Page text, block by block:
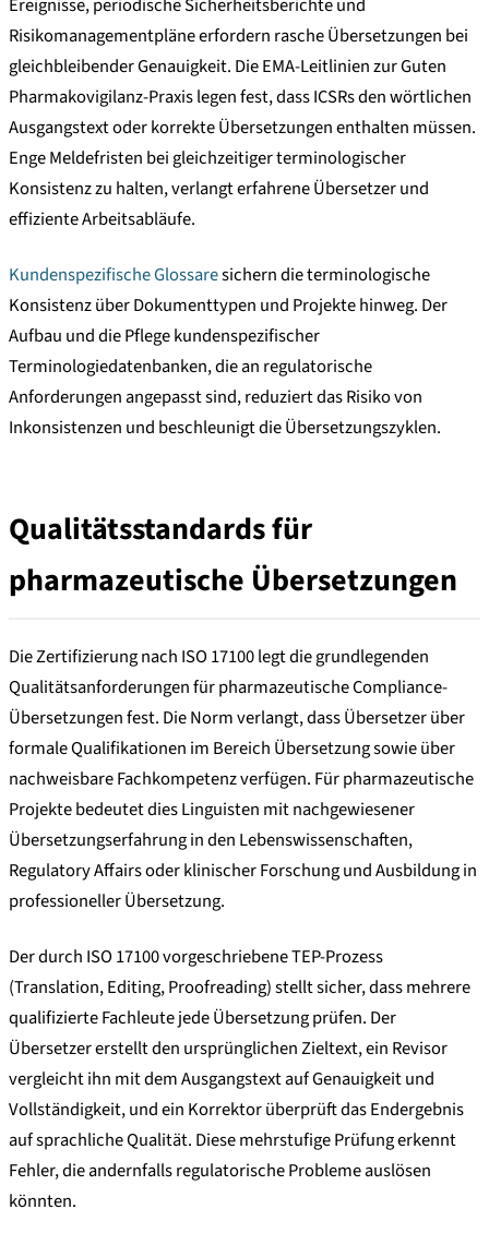
Ereignisse, periodische Sicherheitsberichte und
Risikomanagementpläne erfordern rasche Übersetzungen bei
gleichbleibender Genauigkeit. Die EMA-Leitlinien zur Guten
Pharmakovigilanz-Praxis legen fest, dass ICSRs den wörtlichen
Ausgangstext oder korrekte Übersetzungen enthalten müssen.
Enge Meldefristen bei gleichzeitiger terminologischer
Konsistenz zu halten, verlangt erfahrene Übersetzer und
effiziente Arbeitsabläufe.
Kundenspezifische Glossaresichern die terminologische
Konsistenz über Dokumenttypen und Projekte hinweg. Der
Aufbau und die Pflege kundenspezifischer
Terminologiedatenbanken, die an regulatorische
Anforderungen angepasst sind, reduziert das Risiko von
Inkonsistenzen und beschleunigt die Übersetzungszyklen.
Qualitätsstandards für
pharmazeutische Übersetzungen
Die Zertifizierung nach ISO 17100 legt die grundlegenden
Qualitätsanforderungen für pharmazeutische Compliance-
Übersetzungen fest. Die Norm verlangt, dass Übersetzer über
formale Qualifikationen im Bereich Übersetzung sowie über
nachweisbare Fachkompetenz verfügen. Für pharmazeutische
Projekte bedeutet dies Linguisten mit nachgewiesener
Übersetzungserfahrung in den Lebenswissenschaften,
Regulatory Affairs oder klinischer Forschung und Ausbildung in
professioneller Übersetzung.
Der durch ISO 17100 vorgeschriebene TEP-Prozess
(Translation, Editing, Proofreading) stellt sicher, dass mehrere
qualifizierte Fachleute jede Übersetzung prüfen. Der
Übersetzer erstellt den ursprünglichen Zieltext, ein Revisor
vergleicht ihn mit dem Ausgangstext auf Genauigkeit und
Vollständigkeit, und ein Korrektor überprüft das Endergebnis
auf sprachliche Qualität. Diese mehrstufige Prüfung erkennt
Fehler, die andernfalls regulatorische Probleme auslösen
könnten.